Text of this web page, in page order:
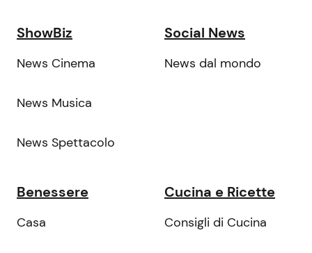
ShowBiz
News Cinema
News Musica
News Spettacolo
Social News
News dal mondo
Benessere
Casa
Cucina e Ricette
Consigli di Cucina